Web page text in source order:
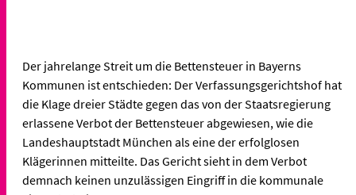
Der jahrelange Streit um die Bettensteuer in Bayerns
Kommunen ist entschieden: Der Verfassungsgerichtshof hat
die Klage dreier Städte gegen das von der Staatsregierung
erlassene Verbot der Bettensteuer abgewiesen, wie die
Landeshauptstadt München als eine der erfolglosen
Klägerinnen mitteilte. Das Gericht sieht in dem Verbot
demnach keinen unzulässigen Eingriff in die kommunale